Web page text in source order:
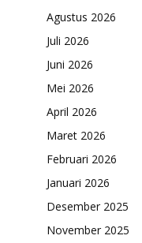
Agustus 2026
Juli 2026
Juni 2026
Mei 2026
April 2026
Maret 2026
Februari 2026
Januari 2026
Desember 2025
November 2025